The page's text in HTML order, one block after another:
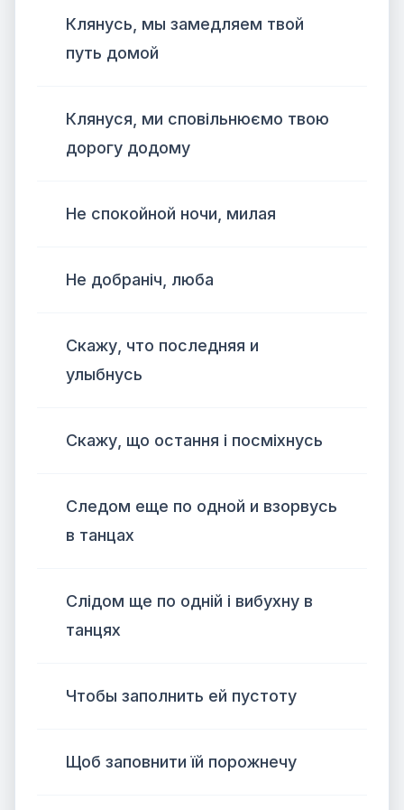
Клянусь, мы замедляем твой
путь домой
Клянуся, ми сповільнюємо твою
дорогу додому
Не спокойной ночи, милая
Не добраніч, люба
Скажу, что последняя и
улыбнусь
Скажу, що остання і посміхнусь
Следом еще по одной и взорвусь
в танцах
Слідом ще по одній і вибухну в
танцях
Чтобы заполнить ей пустоту
Щоб заповнити їй порожнечу